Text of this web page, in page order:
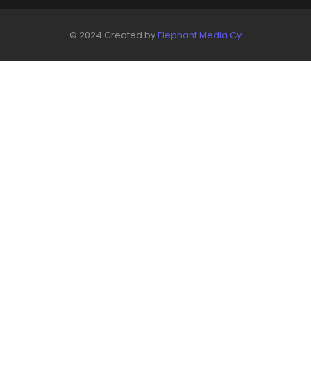
© 2024 Created byElephant Media Cy